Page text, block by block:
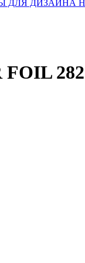
ДЛЯ ДИЗАЙНА
FOIL 282